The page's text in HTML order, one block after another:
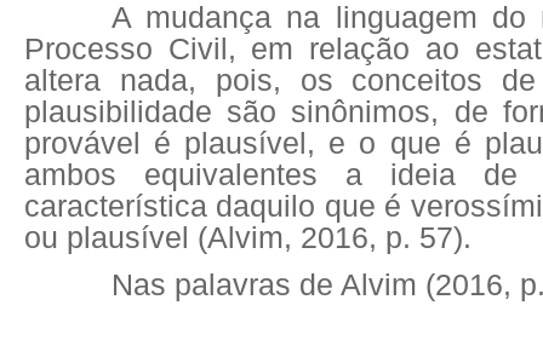
A mudança na linguagem do
Processo Civil, em relação ao
altera nada, pois, os conceitos
plausibilidade são sinônimos, de
provável é plausível, e o que é
ambos equivalentes a ideia de
característica daquilo que é
ou plausível (Alvim, 2016, p. 57).
Nas palavras de Alvim (2016,